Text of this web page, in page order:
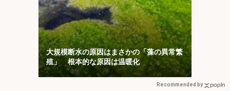
大規模断水の原因はまさかの「藻の異常繁
殖」 根本的な原因は温暖化
Recommended by